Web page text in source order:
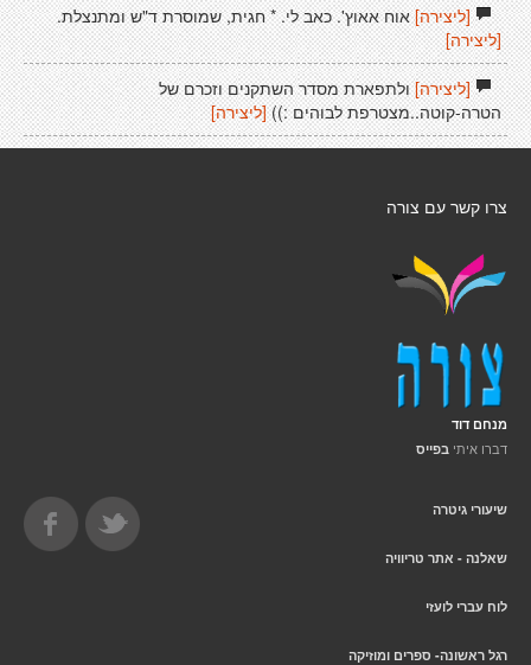
[ליצירה]אוח אאוץ'. כאב לי. * חגית, שמוסרת ד"ש ומתנצלת.
[ליצירה]
[ליצירה]ולתפארת מסדר השתקנים וזכרם של
הטרה-קוטה..מצטרפת לבוהים :)) [ליצירה]
צרו קשר עם צורה
מנחם דוד
דברו איתי בפייס
שיעורי גיטרה
שאלנה - אתר טריוויה
לוח עברי לועזי
רגל ראשונה- ספרים ומוזיקה